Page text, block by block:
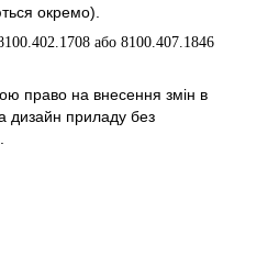
окремо).
або 8100.407.1846
право на внесення змін в
дизайн приладу без